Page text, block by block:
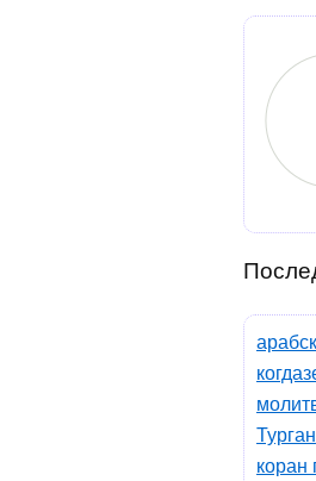
Турган
коран